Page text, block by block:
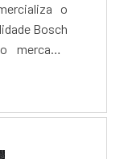
o
Bosch
devido às
que
proteção
Lítio